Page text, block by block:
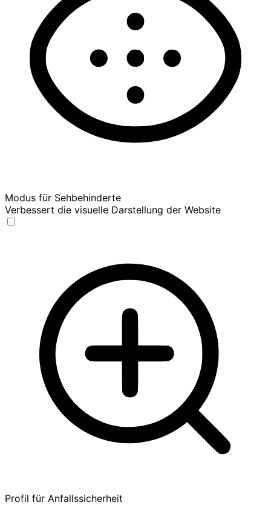
Modus für Sehbehinderte
Verbessert die visuelle Darstellung der Website
Profil für Anfallssicherheit